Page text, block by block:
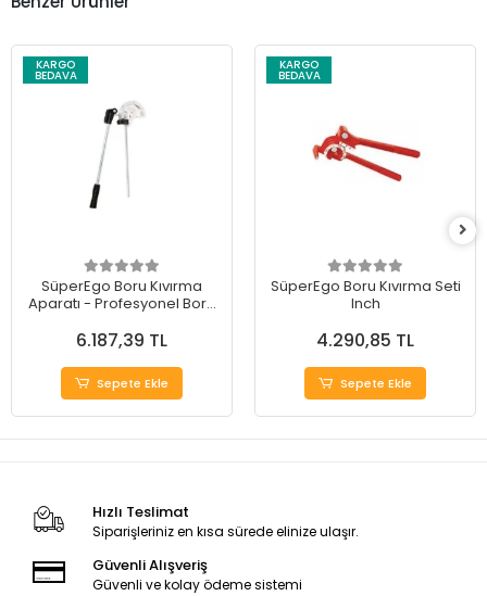
KARGO
BEDAVA
SüperEgo Boru Kıvırma
Aparatı - Profesyonel Boru
6.187,39 TL
Sepete Ekle
KARGO
BEDAVA
SüperEgo Boru Kıvırma Seti
Inch
4.290,85 TL
Sepete Ekle
Hızlı Teslimat
Siparişleriniz en kısa sürede elinize ulaşır.
Güvenli Alışveriş
Güvenli ve kolay ödeme sistemi